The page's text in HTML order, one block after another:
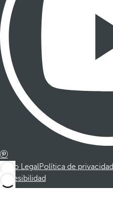
Aviso LegalPolítica de privacidad
Accesibilidad